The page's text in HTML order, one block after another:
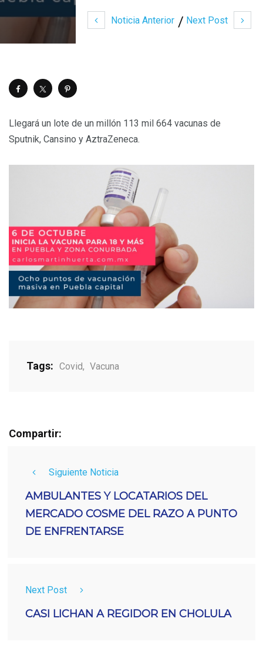
Noticia Anterior Next Post
Llegará un lote de un millón 113 mil 664 vacunas de
Sputnik, Cansino y AztraZeneca.
Tags: Covid, Vacuna
Compartir:
Siguiente Noticia
AMBULANTES Y LOCATARIOS DEL
MERCADO COSME DEL RAZO A PUNTO
DE ENFRENTARSE
Next Post
CASI LICHAN A REGIDOR EN CHOLULA